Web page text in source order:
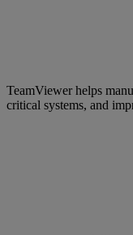
TeamViewer helps
critical systems, and